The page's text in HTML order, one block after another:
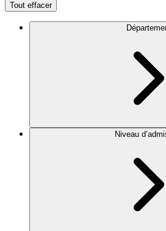
Tout effacer
Niveau